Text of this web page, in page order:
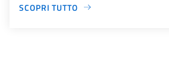
SCOPRI TUTTO